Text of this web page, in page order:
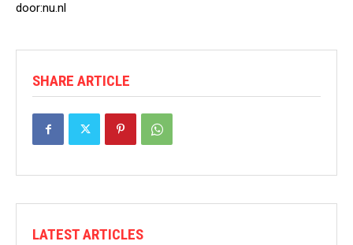
door:nu.nl
SHARE ARTICLE
LATEST ARTICLES